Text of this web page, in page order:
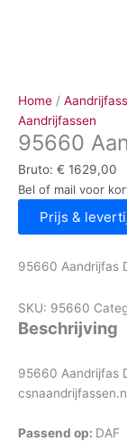
Home /
Aandrijfassen
95660
Bruto: € 1629,00
Bel of mail voor
Prijs &
95660 Aandrijfas
SKU: 95660
Beschrijving
95660 Aandrijfas
Passend op: DAF